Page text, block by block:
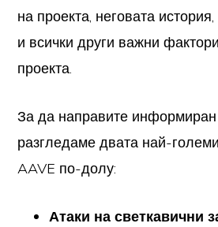
на проекта, неговата
и всички други важни
проекта.
За да направите информиран
разгледаме двата най-
AAVE по-долу:
Атаки на светкавични